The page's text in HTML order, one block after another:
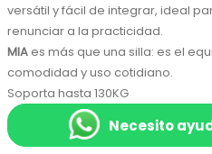
versátil y fácil de integrar, ideal
renunciar a la practicidad.
MIA es más que una silla: es el
comodidad y uso cotidiano.
Soporta hasta 130KG
Necesito